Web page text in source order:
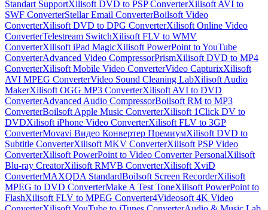
Standart SupportXilisoft DVD to PSP ConverterXilisoft AVI to
SWF ConverterStellar Email ConverterBoilsoft Video
ConverterXilisoft DVD to DPG ConverterXilisoft Online Video
ConverterTelestream SwitchXilisoft FLV to WMV
ConverterXilisoft iPad MagicXilisoft PowerPoint to YouTube
ConverterAdvanced Video CompressorPrismXilisoft DVD to MP4
ConverterXilisoft Mobile Video ConverterVideo CapturixXilisoft
AVI MPEG ConverterVideo Sound Cleaning LabXilisoft Audio
MakerXilisoft OGG MP3 ConverterXilisoft AVI to DVD
ConverterAdvanced Audio CompressorBoilsoft RM to MP3
ConverterBoilsoft Apple Music ConverterXilisoft 1Click DV to
DVDXilisoft iPhone Video ConverterXilisoft FLV to 3GP
ConverterMovavi Видео Конвертер ПремиумXilisoft DVD to
Subtitle ConverterXilisoft MKV ConverterXilisoft PSP Video
ConverterXilisoft PowerPoint to Video Converter PersonalXilisoft
Blu-ray CreatorXilisoft RMVB ConverterXilisoft XviD
ConverterMAXQDA StandardBoilsoft Screen RecorderXilisoft
MPEG to DVD ConverterMake A Test ToneXilisoft PowerPoint to
FlashXilisoft FLV to MPEG Converter4Videosoft 4K Video